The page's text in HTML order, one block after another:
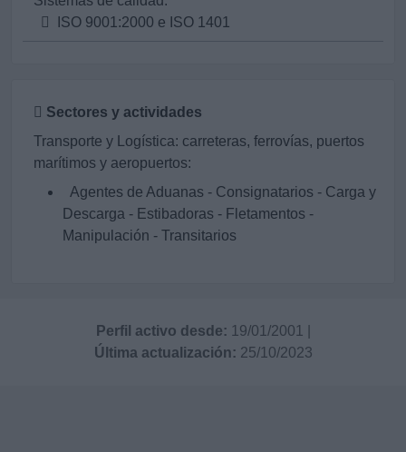
ISO 9001:2000 e ISO 1401
Sectores y actividades
Transporte y Logística: carreteras, ferrovías, puertos
marítimos y aeropuertos:
Agentes de Aduanas - Consignatarios - Carga y
Descarga - Estibadoras - Fletamentos -
Manipulación - Transitarios
Perfil activo desde: 19/01/2001
Última actualización: 25/10/2023